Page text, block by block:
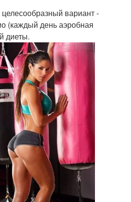
вариант -
(каждый день аэробная
диеты.